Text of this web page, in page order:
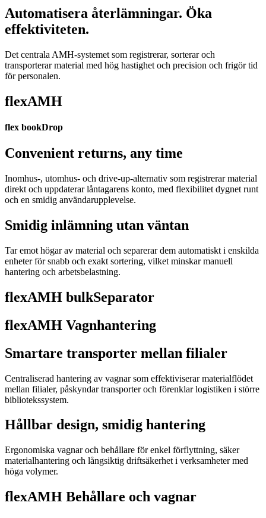
Automatisera återlämningar. Öka
effektiviteten.
Det centrala AMH-systemet som registrerar, sorterar och
transporterar material med hög hastighet och precision och frigör tid
för personalen.
flexAMH
flex bookDrop
Convenient returns, any time
Inomhus-, utomhus- och drive-up-alternativ som registrerar material
direkt och uppdaterar låntagarens konto, med flexibilitet dygnet runt
och en smidig användarupplevelse.
Smidig inlämning utan väntan
Tar emot högar av material och separerar dem automatiskt i enskilda
enheter för snabb och exakt sortering, vilket minskar manuell
hantering och arbetsbelastning.
flexAMH bulkSeparator
flexAMH Vagnhantering
Smartare transporter mellan filialer
Centraliserad hantering av vagnar som effektiviserar materialflödet
mellan filialer, påskyndar transporter och förenklar logistiken i större
bibliotekssystem.
Hållbar design, smidig hantering
Ergonomiska vagnar och behållare för enkel förflyttning, säker
materialhantering och långsiktig driftsäkerhet i verksamheter med
höga volymer.
flexAMH Behållare och vagnar